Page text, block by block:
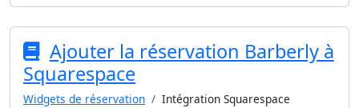
Ajouter la réservation Barberly à
Squarespace
Widgets de réservation Intégration Squarespace